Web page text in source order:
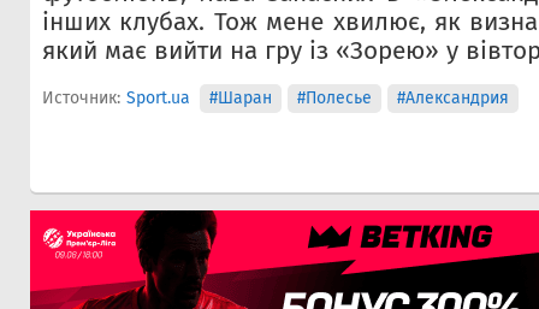
інших клубах. Тож мене хвилює, як
який має вийти на гру із «Зорею» у
Источник: Sport.ua #Шаран #Полесье #Александрия